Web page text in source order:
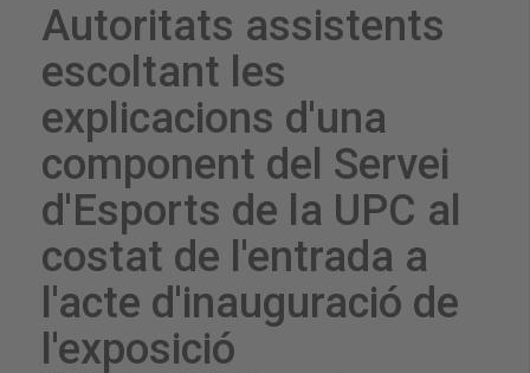
Autoritats assistents
escoltant les
explicacions d'una
component del Servei
d'Esports de la UPC al
costat de l'entrada a
l'acte d'inauguració de
l'exposició